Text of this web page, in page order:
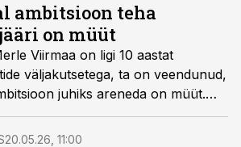
ambitsioon teha
on müüt
Viirmaa on ligi 10 aastat
väljakutsetega, ta on veendunud,
juhiks areneda on müüt.
harjumusi, kuidas naised end ise
20.05.26, 11:00